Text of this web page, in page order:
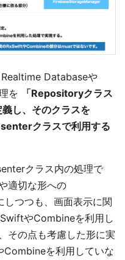
Databaseや
を
「Repositoryクラス
し、そのクラスを
クラスで利用する
クラス内の処理で
適切な形への
つつも、画面表示に関
やCombineを利用し
その点も考慮した形に実
を利用していな